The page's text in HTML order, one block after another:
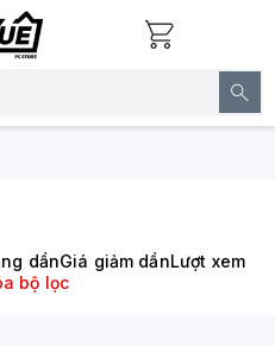
dầnGiá giảm dầnLượt xem
bộ lọc